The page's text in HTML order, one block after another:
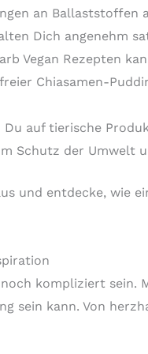
an Ballaststoffen
Dich angenehm
Vegan Rezepten
Chiasamen-
Du auf tierische
Schutz der Umwelt
und entdecke, wie
kompliziert sein.
sein kann. Von